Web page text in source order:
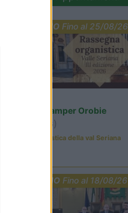
PROMO Fino al 25/08/26
Area Sosta Camper Orobie
(BG)
Rassegna organistica della val Seriana
PROMO Fino al 18/08/26